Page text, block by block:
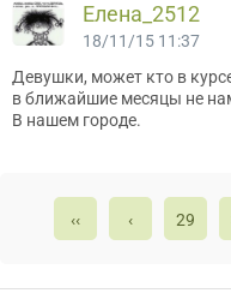
Елена_2512
18/11/15 11:37
Девушки, может кто в
в ближайшие месяцы не
В нашем городе.
‹‹ ‹ 29